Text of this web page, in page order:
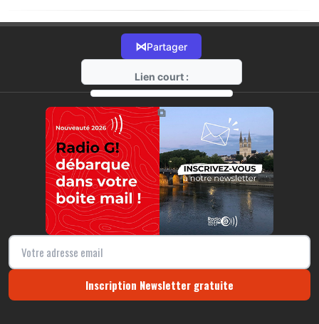
⋈Partager
Lien court :
https://radio-g.fr?17763
⧉
Inscription Newsletter gratuite